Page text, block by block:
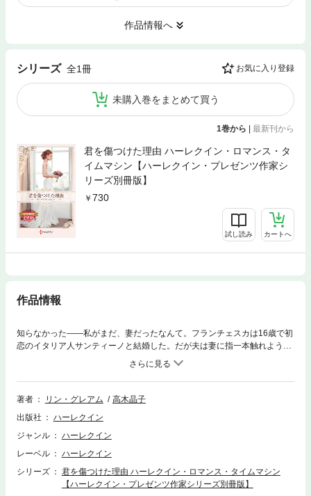
作品情報へ
シリーズ 全1冊 お気に入り登録
未購入巻をまとめて買う
1巻から | 最新刊から
君を傷つけた理由 ハーレクイン・ロマンス・タ
イムマシン【ハーレクイン・プレゼンツ作家シ
リーズ別冊版】
730
試し読み カートへ
作品情報
知らなかった――私がまだ、妻だったなんて。フランチェスカは16歳で初
恋のイタリア人サンティーノと結婚した。だが夫は妻に指一本触れようと
せず、すれ違い生活はたった半年で破綻。彼女が母国イギリスへ泣き帰る
と、婚姻は無効になった。あれから5年。仕事で再びイタリアのサルデー
ニャ島を訪れ、取引先に着いたフランチェスカは我が目を疑った――サン
ティーノ！この世で最も会いたくなかった元夫が、なぜここに？聞けば、
私たちはとっくに離婚したはずなのに……。「僕らはまだ夫婦だ。そう
でないなら、なぜ君に援助を続けていると？」援助？ いったいなんの
大作家リン・グレアムが1987年のデビューから10年ほど経て脂がのって
きた頃の名作をお届けします。夫を想いながら一度も結ばれることなく別
れた幼妻フランチェスカとイタリア大富豪サンティーノの、愛の復活物語
著者 リン・グレアム
高木晶子
出版社
ハーレクイン
ジャンル
ハーレクイン
レーベル
ハーレクイン
シリーズ
君を傷つけた理由 ハーレクイン・ロマンス・タイムマシン
【ハーレクイン・プレゼンツ作家シリーズ別冊版】